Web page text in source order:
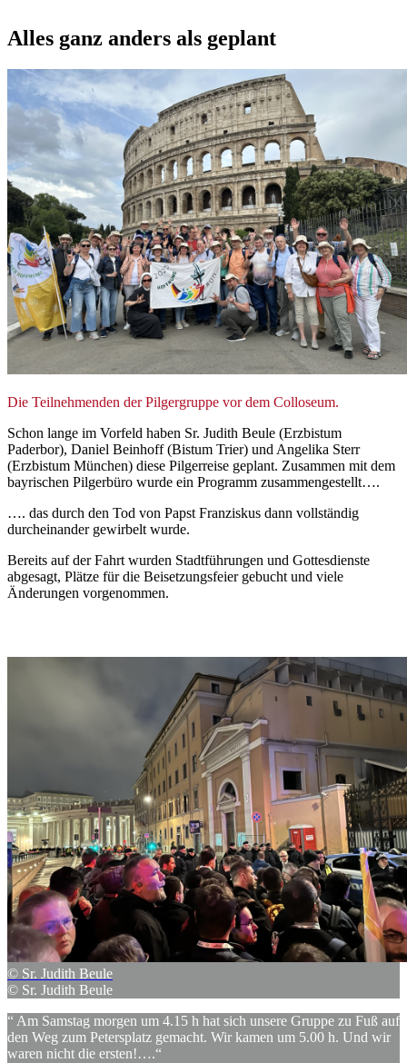
Alles ganz anders als geplant
Die Teilnehmenden der Pilgergruppe vor dem Colloseum.
Schon lange im Vorfeld haben Sr. Judith Beule (Erzbistum
Paderbor), Daniel Beinhoff (Bistum Trier) und Angelika Sterr
(Erzbistum München) diese Pilgerreise geplant. Zusammen mit dem
bayrischen Pilgerbüro wurde ein Programm zusammengestellt….
…. das durch den Tod von Papst Franziskus dann vollständig
durcheinander gewirbelt wurde.
Bereits auf der Fahrt wurden Stadtführungen und Gottesdienste
abgesagt, Plätze für die Beisetzungsfeier gebucht und viele
Änderungen vorgenommen.
© Sr. Judith Beule
© Sr. Judith Beule
“ Am Samstag morgen um 4.15 h hat sich unsere Gruppe zu Fuß auf
den Weg zum Petersplatz gemacht. Wir kamen um 5.00 h. Und wir
waren nicht die ersten!….“